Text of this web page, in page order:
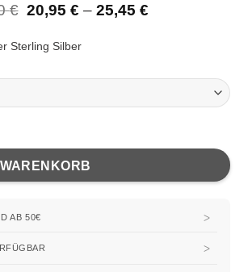
€ 20,95€ –25,45€
Sterling Silber
Menge
AB 50€